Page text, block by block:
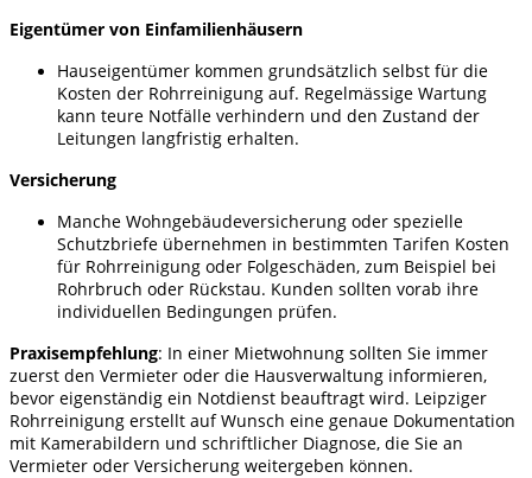
Eigentümer von Einfamilienhäusern
Hauseigentümer kommen grundsätzlich selbst für die
Kosten der Rohrreinigung auf. Regelmässige Wartung
kann teure Notfälle verhindern und den Zustand der
Leitungen langfristig erhalten.
Versicherung
Manche Wohngebäudeversicherung oder spezielle
Schutzbriefe übernehmen in bestimmten Tarifen Kosten
für Rohrreinigung oder Folgeschäden, zum Beispiel bei
Rohrbruch oder Rückstau. Kunden sollten vorab ihre
individuellen Bedingungen prüfen.
Praxisempfehlung: In einer Mietwohnung sollten Sie immer
zuerst den Vermieter oder die Hausverwaltung informieren,
bevor eigenständig ein Notdienst beauftragt wird. Leipziger
Rohrreinigung erstellt auf Wunsch eine genaue Dokumentation
mit Kamerabildern und schriftlicher Diagnose, die Sie an
Vermieter oder Versicherung weitergeben können.